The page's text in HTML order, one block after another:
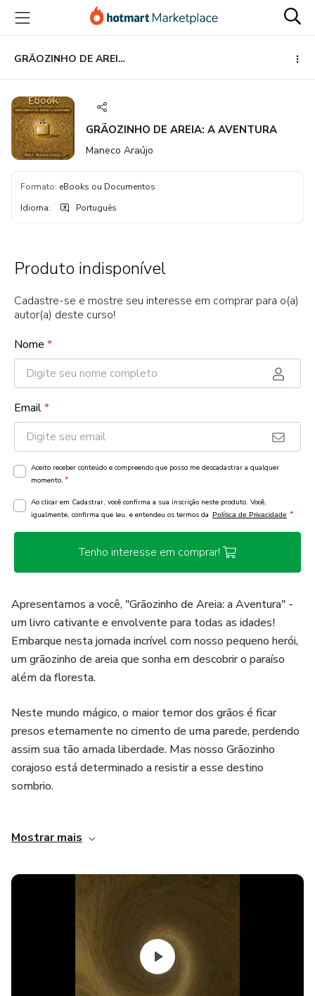
para
conteúdo
principal
para
pagamento
para
rodapé
GRÃOZINHO DE AREIA: A AVENTURA
GRÃOZINHO DE AREIA: A AVENTURA
Maneco Araújo
Formato: eBooks ou Documentos
Idioma: Português
Produto indisponível
Cadastre-se e mostre seu interesse em comprar para o(a)
autor(a) deste curso!
Nome *
Email*
Aceito receber conteúdo e compreendo que posso me descadastrar a qualquer
momento. *
Ao clicar em Cadastrar, você confirma a sua inscrição neste produto. Você,
igualmente, confirma que leu, e entendeu os termos da Política de Privacidade *
Tenho interesse em comprar!
Apresentamos a você, "Grãozinho de Areia: a Aventura" -
um livro cativante e envolvente para todas as idades!
Embarque nesta jornada incrível com nosso pequeno herói,
um grãozinho de areia que sonha em descobrir o paraíso
além da floresta.
Neste mundo mágico, o maior temor dos grãos é ficar
presos eternamente no cimento de uma parede, perdendo
assim sua tão amada liberdade. Mas nosso Grãozinho
corajoso está determinado a resistir a esse destino
sombrio.
com uma variedade de personagens intrigantes e que lhe
É necessário ressaltar que "Grãozinho de Areia: A
Aventura" é apenas o começo! Este E-BOOK é na verdade
o primeiro de uma trilogia emocionante que deixará você na
expectativa pelo próximo capítulo.
LEMBRANDO QUE TAMBÉM TEMOS O ÁUDIO BOOK
Mostrar mais